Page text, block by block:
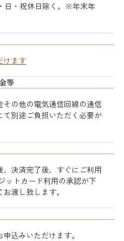
日・祝休日除く。※年末年
けます
等
その他の電気通信回線の通信
て別途ご負担いただく必要が
決済完了後、すぐにご利用
ットカード利用の承認が下
渡し致します。
込みいただけます。